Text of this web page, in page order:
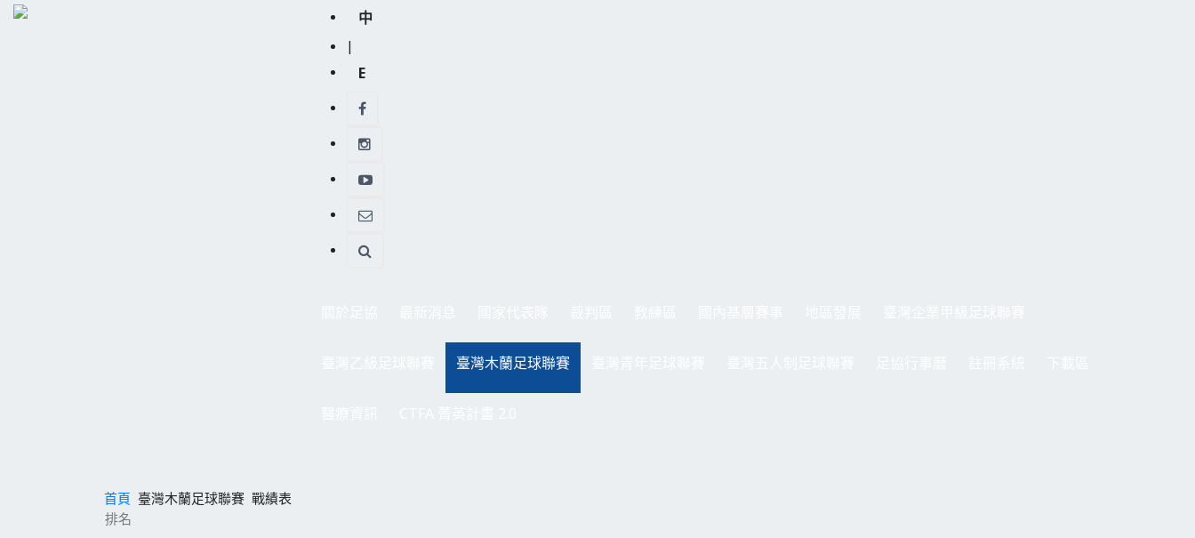
中
|
E
臺灣木蘭足球聯賽
首頁 臺灣木蘭足球聯賽 戰績表
排名